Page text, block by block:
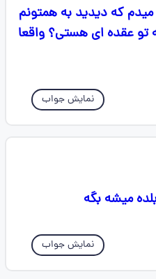
به ۴ نفر تاج میدم که دیدید به همتونم
تو عقده ای هستی؟ واقعا
نمایش جواب
میشه بگه
نمایش جواب